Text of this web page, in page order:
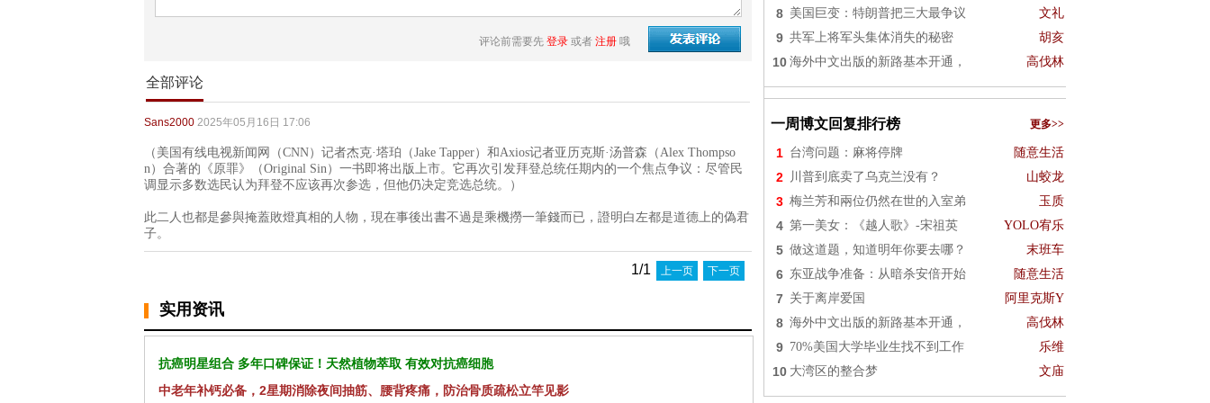
评论前需要先 登录 或者 注册 哦
全部评论
Sans2000 2025年05月16日 17:06
（美国有线电视新闻网（CNN）记者杰克·塔珀（Jake Tapper）和Axios记者亚历克斯·汤普森（Alex Thompso
n）合著的《原罪》（Original Sin）一书即将出版上市。它再次引发拜登总统任期内的一个焦点争议：尽管民
调显示多数选民认为拜登不应该再次参选，但他仍决定竞选总统。）
此二人也都是參與掩蓋敗燈真相的人物，現在事後出書不過是乘機撈一筆錢而已，證明白左都是道德上的偽君
子。
1/1 上一页 下一页
实用资讯
抗癌明星组合 多年口碑保证！天然植物萃取 有效对抗癌细胞
中老年补钙必备，2星期消除夜间抽筋、腰背疼痛，防治骨质疏松立竿见影
8 美国巨变：特朗普把三大最争议 文礼
9 共军上将军头集体消失的秘密 胡亥
10 海外中文出版的新路基本开通， 高伐林
一周博文回复排行榜 更多>>
1 台湾问题：麻将停牌 随意生活
2 川普到底卖了乌克兰没有？ 山蛟龙
3 梅兰芳和兩位仍然在世的入室弟 玉质
4 第一美女：《越人歌》-宋祖英 YOLO宥乐
5 做这道题，知道明年你要去哪？ 末班车
6 东亚战争准备：从暗杀安倍开始 随意生活
7 关于离岸爱国 阿里克斯Y
8 海外中文出版的新路基本开通， 高伐林
9 70%美国大学毕业生找不到工作 乐维
10 大湾区的整合梦 文庙